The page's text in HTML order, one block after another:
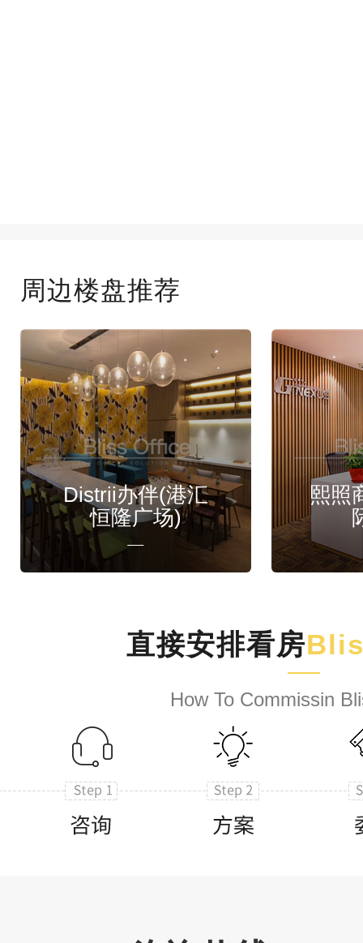
周边楼盘推荐
Distrii办伴(港汇
恒隆广场)
熙照
直接安排看房
How To Commissin